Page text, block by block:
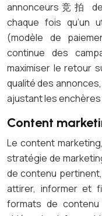
annonceurs竞拍
chaque fois qu’un
(modèle de
continue des
maximiser le retour
qualité des
ajustant les
Content
Le content
stratégie de
de contenu
attirer, informer et
formats de